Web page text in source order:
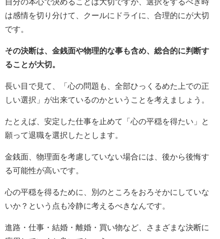
は感情を切り分けて、クールにドライに、合理的にが大切
です。
その決断は、金銭面や物理的な事も含め、総合的に判断す
ることが大切。
長い目で見て、「心の問題も、全部ひっくるめた上での正
しい選択」が出来ているのかということを考えましょう。
たとえば、安定した仕事を止めて「心の平穏を得たい」と
願って退職を選択したとします。
金銭面、物理面を考慮していない場合には、後から後悔す
る可能性が高いです。
心の平穏を得るために、別のところをおろそかにしていな
いか？という点も冷静に考えるべきなんです。
進路・仕事・結婚・離婚・買い物など、さまざまな決断に